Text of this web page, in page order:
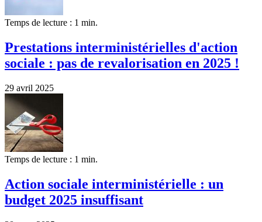
Temps de lecture : 1 min.
Prestations interministérielles d'action
sociale : pas de revalorisation en 2025 !
29 avril 2025
Temps de lecture : 1 min.
Action sociale interministérielle : un
budget 2025 insuffisant